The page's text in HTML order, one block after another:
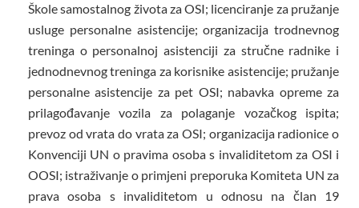
Škole samostalnog života za OSI; licenciranje za pružanje
usluge personalne asistencije; organizacija trodnevnog
treninga o personalnoj asistenciji za stručne radnike i
jednodnevnog treninga za korisnike asistencije; pružanje
personalne asistencije za pet OSI; nabavka opreme za
prilagođavanje vozila za polaganje vozačkog ispita;
prevoz od vrata do vrata za OSI; organizacija radionice o
Konvenciji UN o pravima osoba s invaliditetom za OSI i
OOSI; istraživanje o primjeni preporuka Komiteta UN za
prava osoba s invaliditetom u odnosu na član 19